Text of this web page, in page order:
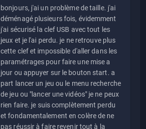
bonjours, j'ai un problème de taille. j'ai
déménagé plusieurs fois, évidemment
j'ai sécurisé la clef USB avec tout les
jeux et je l'ai perdu. je ne retrouve plus
cette clef et impossible d'aller dans les
paramétrages pour faire une mise a
jour ou appuyer sur le bouton start. a
part lancer un jeu ou le menu recherche
de jeu ou "lancer une vidéos" je ne peux
rien faire. je suis complètement perdu
et fondamentalement en colère de ne
pas réussir à faire revenir tout à la